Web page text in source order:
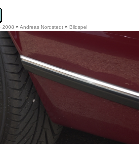
2008 »Andreas Nordstedt » Bildspel